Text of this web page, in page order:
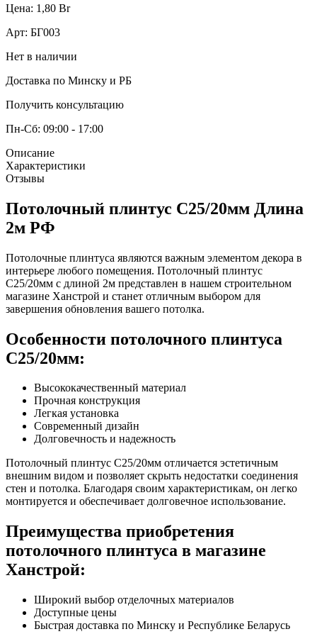
Цена: 1,80 Br
Арт: БГ003
Нет в наличии
Доставка по Минску и РБ
Получить консультацию
Пн-Сб: 09:00 - 17:00
Описание
Характеристики
Отзывы
Потолочный плинтус С25/20мм Длина
2м РФ
Потолочные плинтуса являются важным элементом декора в
интерьере любого помещения. Потолочный плинтус
С25/20мм с длиной 2м представлен в нашем строительном
магазине Ханстрой и станет отличным выбором для
завершения обновления вашего потолка.
Особенности потолочного плинтуса
С25/20мм:
Высококачественный материал
Прочная конструкция
Легкая установка
Современный дизайн
Долговечность и надежность
Потолочный плинтус С25/20мм отличается эстетичным
внешним видом и позволяет скрыть недостатки соединения
стен и потолка. Благодаря своим характеристикам, он легко
монтируется и обеспечивает долговечное использование.
Преимущества приобретения
потолочного плинтуса в магазине
Ханстрой:
Широкий выбор отделочных материалов
Доступные цены
Быстрая доставка по Минску и Республике Беларусь